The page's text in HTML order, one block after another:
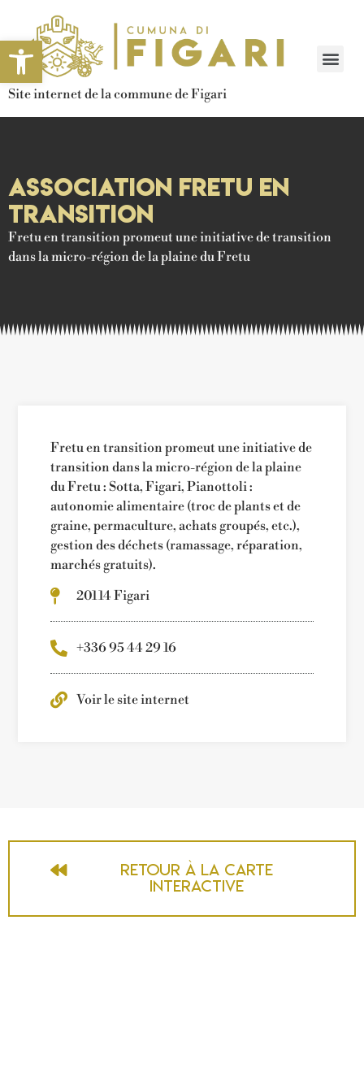
Site internet de la commune de Figari
Association Fretu en
transition
Fretu en transition promeut une initiative de transition
dans la micro-région de la plaine du Fretu
Fretu en transition promeut une initiative de
transition dans la micro-région de la plaine
du Fretu : Sotta, Figari, Pianottoli :
autonomie alimentaire (troc de plants et de
graine, permaculture, achats groupés, etc.),
gestion des déchets (ramassage, réparation,
marchés gratuits).
20114 Figari
+336 95 44 29 16
Voir le site internet
Retour à la carte
interactive
Ouvrir la barre d’outils